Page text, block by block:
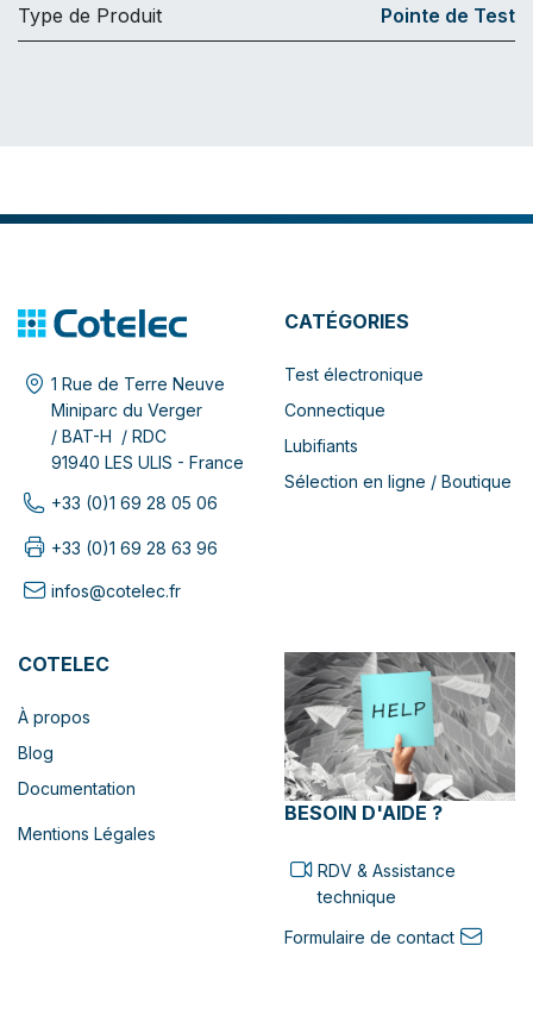
Type de Produit Pointe de Test
1 Rue de Terre Neuve
Miniparc du Verger
/ BAT-H / RDC
91940 LES ULIS - France
+33 (0)1 69 28 05 06
+33 (0)1 69 28 63 96
infos@cotelec.fr
CATÉGORIES
Test électronique
Connectique
Lubifiants
Sélection en ligne / Boutique
COTELEC
À propos
Blog
Documentation
Mentions Légales
BESOIN D'AIDE ?
RDV & Assistance
technique
Formulaire de contact